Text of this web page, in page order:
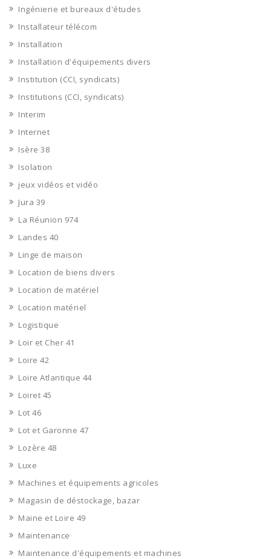
Ingénierie et bureaux d'études
Installateur télécom
Installation
Installation d'équipements divers
Institution (CCI, syndicats)
Institutions (CCI, syndicats)
Interim
Internet
Isère 38
Isolation
jeux vidéos et vidéo
Jura 39
La Réunion 974
Landes 40
Linge de maison
Location de biens divers
Location de matériel
Location matériel
Logistique
Loir et Cher 41
Loire 42
Loire Atlantique 44
Loiret 45
Lot 46
Lot et Garonne 47
Lozère 48
Luxe
Machines et équipements agricoles
Magasin de déstockage, bazar
Maine et Loire 49
Maintenance
Maintenance d'équipements et machines